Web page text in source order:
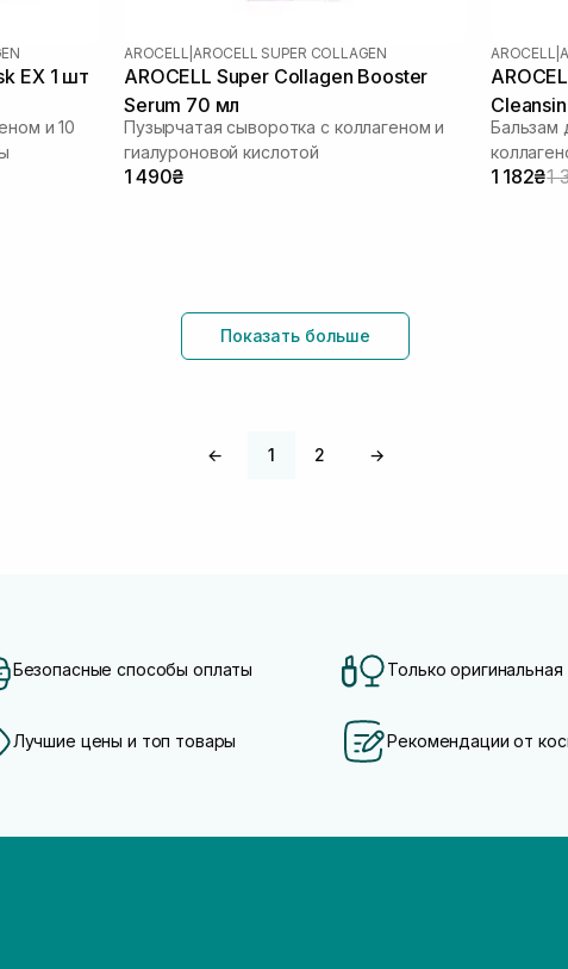
EX 1 шт
и 10
AROCELL AROCELL SUPER COLLAGEN
AROCELL Super Collagen Booster
Serum 70 мл
Пузырчатая сыворотка с коллагеном и
гиалуроновой кислотой
1 490₴
AROCELL
Бальзам
1 182₴1
Показать больше
← 1 2 →
Безопасные способы оплаты Только оригинальная
Лучшие цены и топ товары Рекомендации от